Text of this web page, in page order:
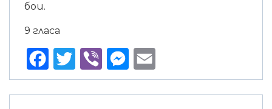
бои.
9 гласа
FacebookTwitterViber Messenger